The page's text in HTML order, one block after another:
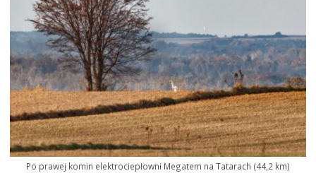
Po prawej komin elektrociepłowni Megatem na Tatarach (44,2 km)